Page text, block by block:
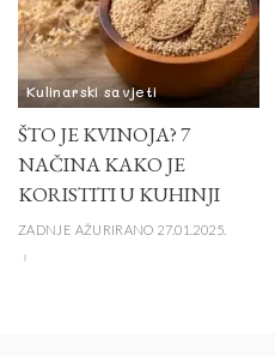
Kulinarski savjeti
ŠTO JE KVINOJA? 7
NAČINA KAKO JE
KORISTITI U KUHINJI
ZADNJE AŽURIRANO 27.01.2025.